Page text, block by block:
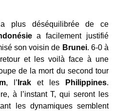
plus déséquilibrée de ce
a facilement justifié
son voisin de Brunei. 6-0 à
et les voilà face à une
de la mort du second tour
, l’ Irak et les Philippines.
à l’instant T, qui seront les
les dynamiques semblent